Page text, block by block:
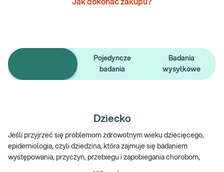
Jak dokonać zakupu?
Pojedyncze
badania
Badania
wysyłkowe
Dziecko
Jeśli przyjrzeć się problemom zdrowotnym wieku dziecięcego,
epidemiologia, czyli dziedzina, która zajmuje się badaniem
występowania, przyczyn, przebiegu i zapobiegania chorobom,